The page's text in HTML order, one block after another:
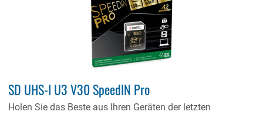
SD UHS-I U3 V30 SpeedIN Pro
Holen Sie das Beste aus Ihren Geräten der letzten